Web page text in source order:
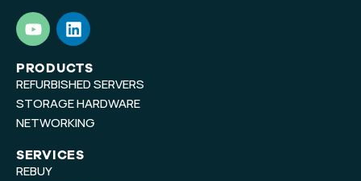
Y
o
u
t
u
b
e
L
i
n
k
e
d
i
PRODUCTS
REFURBISHED SERVERS
STORAGE HARDWARE
NETWORKING
SERVICES
REBUY